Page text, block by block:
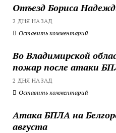
Отъезд Бориса
2 ДНЯ НАЗАД
Оставить комментарий
Во Владимирской
пожар после атаки
2 ДНЯ НАЗАД
Оставить комментарий
Атака БПЛА на
августа